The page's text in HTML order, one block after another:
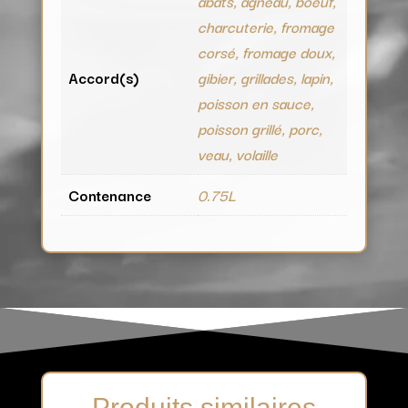
Accord(s)
charcuterie, fromage
corsé, fromage doux,
gibier, grillades, lapin,
poisson en sauce,
poisson grillé, porc,
veau, volaille
Contenance
0.75L